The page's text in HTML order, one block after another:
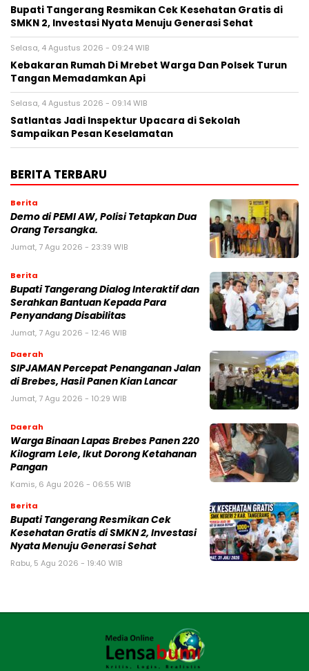
‎Bupati Tangerang Resmikan Cek Kesehatan Gratis di
SMKN 2, Investasi Nyata Menuju Generasi Sehat
Selasa, 4 Agustus 2026 - 09:24 WIB
Kebakaran Rumah Di Mrebet Warga Dan Polsek Turun
Tangan Memadamkan Api
Selasa, 4 Agustus 2026 - 09:14 WIB
Satlantas Jadi Inspektur Upacara di Sekolah
Sampaikan Pesan Keselamatan
BERITA TERBARU
Berita
Demo di PEMI AW, Polisi Tetapkan Dua
Orang Tersangka.
Jumat, 7 Agu 2026 - 23:39 WIB
Berita
Bupati Tangerang Dialog Interaktif dan
Serahkan Bantuan Kepada Para
Penyandang Disabilitas
Jumat, 7 Agu 2026 - 12:46 WIB
Daerah
SIPJAMAN Percepat Penanganan Jalan
di Brebes, Hasil Panen Kian Lancar
Jumat, 7 Agu 2026 - 10:29 WIB
Daerah
Warga Binaan Lapas Brebes Panen 220
Kilogram Lele, Ikut Dorong Ketahanan
Pangan
Kamis, 6 Agu 2026 - 06:55 WIB
Berita
‎Bupati Tangerang Resmikan Cek
Kesehatan Gratis di SMKN 2, Investasi
Nyata Menuju Generasi Sehat
Rabu, 5 Agu 2026 - 19:40 WIB